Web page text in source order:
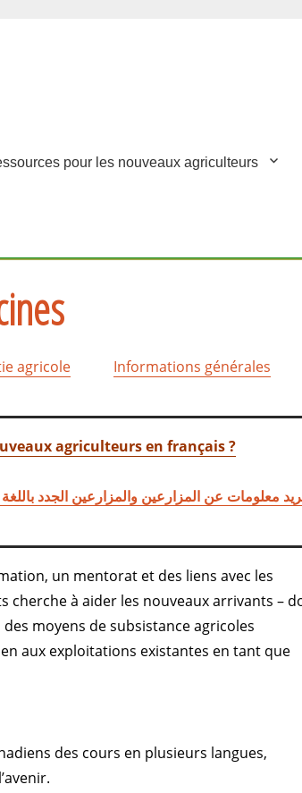
pour les nouveaux agriculteurs
agricole Informations générales
agriculteurs en français ?
معلومات عن المزارعين والمزارعين الجدد باللغة
un mentorat et des liens avec les
cherche à aider les nouveaux arrivants –
moyens de subsistance agricoles
aux exploitations existantes en tant que
des cours en plusieurs langues,